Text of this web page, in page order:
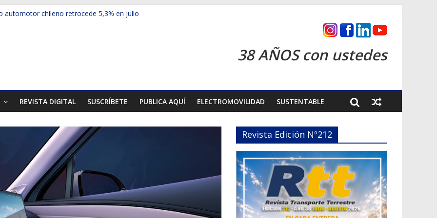
automotor chileno retrocede 5,3% en julio
presentó la recién estrenada Bolden en la Expo Compras Públicas 2026
mercado internacional en lanzar la nueva Maxus T70
38 AÑOS con ustedes
REVISTA DIGITAL SUSCRÍBETE PUBLICA AQUÍ ELECTROMOVILIDAD SUSTENTABLE
Revista Edición Nº212